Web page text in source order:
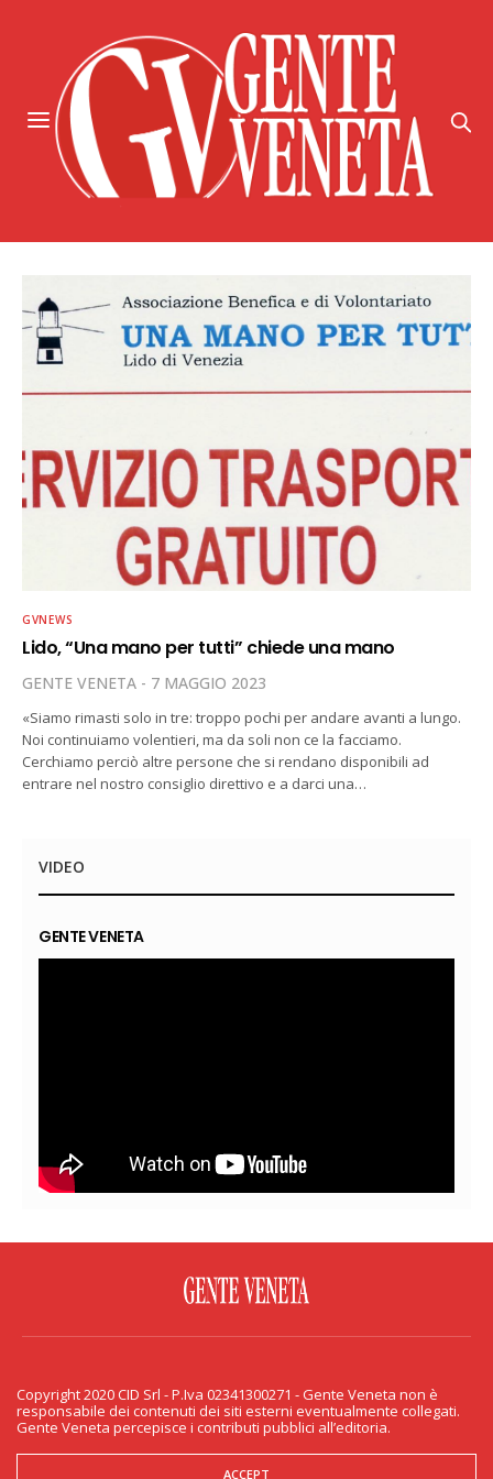
GVNEWS
Lido, “Una mano per tutti” chiede una mano
GENTE VENETA 7 MAGGIO 2023
«Siamo rimasti solo in tre: troppo pochi per andare avanti a lungo.
Noi continuiamo volentieri, ma da soli non ce la facciamo.
Cerchiamo perciò altre persone che si rendano disponibili ad
entrare nel nostro consiglio direttivo e a darci una…
VIDEO
GENTE VENETA
PRIVACY & COOKIE
Copyright 2020 CID Srl - P.Iva 02341300271 - Gente Veneta non è responsabile
dei contenuti dei siti esterni eventualmente collegati. Gente Veneta percepisce
i contributi pubblici all’editoria.
Copyright 2020 CID Srl - P.Iva 02341300271 - Gente Veneta non è
responsabile dei contenuti dei siti esterni eventualmente collegati.
Gente Veneta percepisce i contributi pubblici all’editoria.
ACCEPT